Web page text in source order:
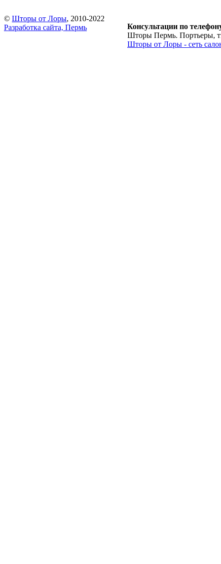
© Шторы от Лоры, 2010-2022
Разработка сайта, Пермь
Консультации по
Шторы Пермь. Портьеры,
Шторы от Лоры - сеть